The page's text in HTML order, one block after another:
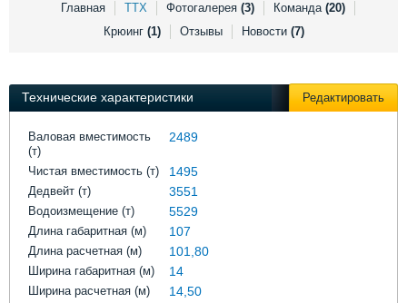
Личности
Форум
Отзывы
Главная ТТХ Фотогалерея (3) Команда (20)
Крюинг (1) Отзывы Новости (7)
Технические характеристики Редактировать
Валовая вместимость
(т)
2489
Чистая вместимость (т) 1495
Дедвейт (т) 3551
Водоизмещение (т) 5529
Длина габаритная (м) 107
Длина расчетная (м) 101,80
Ширина габаритная (м) 14
Ширина расчетная (м) 14,50